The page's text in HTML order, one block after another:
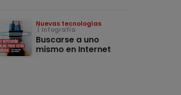
Nuevas tecnologías
Infografía
Buscarse a uno
mismo en Internet